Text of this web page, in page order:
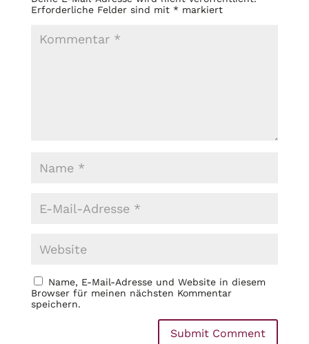
Erforderliche Felder sind mit *markiert
Name, E-Mail-Adresse und Website in diesem
Browser für meinen nächsten Kommentar
speichern.